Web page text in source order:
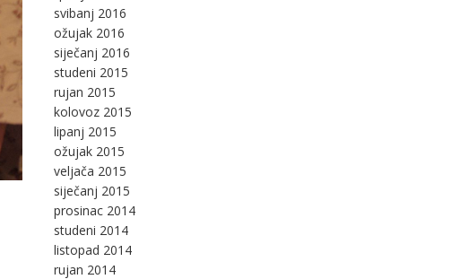
svibanj 2016
ožujak 2016
siječanj 2016
studeni 2015
rujan 2015
kolovoz 2015
lipanj 2015
ožujak 2015
veljača 2015
siječanj 2015
prosinac 2014
studeni 2014
listopad 2014
rujan 2014